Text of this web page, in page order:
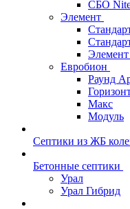
СБО
Элемент
Евробион
Раунд
Макс
Модуль
Септики из ЖБ
Бетонные септики
Урал
Урал Гибрид